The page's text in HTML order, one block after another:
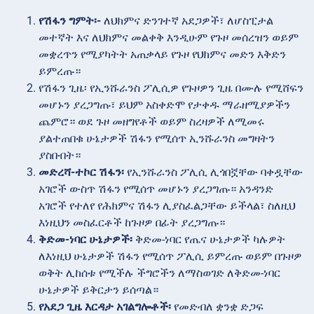
የሽፋን ግምት፡- ለህክምና ድንገተኛ አደጋዎች፣ ለሆስፒታል
መተኛት እና ለህክምና መልቀቅ እንዲሁም የጉዞ መሰረዝን ወይም
መቋረጥን የሚያካትት አጠቃላይ የጉዞ የህክምና መድን እቅድን
ይምረጡ።
የሽፋን ጊዜ፡ የኢንሹራንስ ፖሊሲዎ የጉዞዎን ጊዜ በሙሉ የሚሸፍን
መሆኑን ያረጋግጡ፣ ይህም አስቀድሞ የታቀዱ ማራዘሚያዎችን
ጨምሮ። ወደ ጉዞ መዘግየቶች ወይም ስረዛዎች ለሚመሩ
ያልተጠበቁ ሁኔታዎች ሽፋን የሚሰጥ ኢንሹራንስ መግዛትን
ያስቡበት።
መድረሻ-ተኮር ሽፋን፡ የኢንሹራንስ ፖሊሲ ሊጎበኟቸው ባቀዷቸው
አገሮች ውስጥ ሽፋን የሚሰጥ መሆኑን ያረጋግጡ። አንዳንድ
አገሮች የተለየ የሕክምና ሽፋን ሊያስፈልጋቸው ይችላል፣ ስለዚህ
እነዚህን መስፈርቶች ከጉዞዎ በፊት ያረጋግጡ።
ቅድመ-ነባር ሁኔታዎች፡ ቅድመ-ነባር የጤና ሁኔታዎች ካሉዎት
ለእነዚህ ሁኔታዎች ሽፋን የሚሰጥ ፖሊሲ ይምረጡ ወይም በጉዞዎ
ወቅት ሊከሰቱ የሚችሉ ችግሮችን ለማስወገድ ለቅድመ-ነባር
ሁኔታዎች ይቅርታን ይሰጣል።
የአደጋ ጊዜ እርዳታ አገልግሎቶች፡ የመድብለ ቋንቋ ድጋፍ